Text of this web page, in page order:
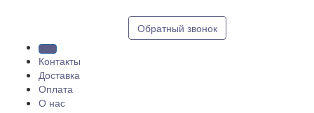
Обратный звонок
Контакты
Доставка
Оплата
О нас